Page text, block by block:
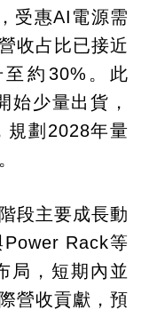
受惠AI電源需
收占比已接近
約30%。此
始少量出貨，
規劃2028年量
段主要成長動
Rack等
局，短期內並
營收貢獻，預